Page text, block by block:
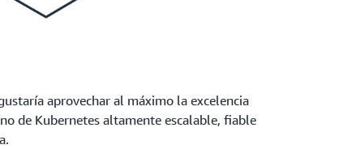
aprovechar al máximo la excelencia
de Kubernetes altamente escalable, fiable